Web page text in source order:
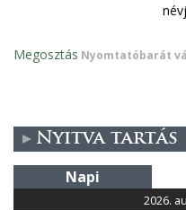
Nyomtatóbarát
Megosztás
Nyitva tartás
Napi
2026.